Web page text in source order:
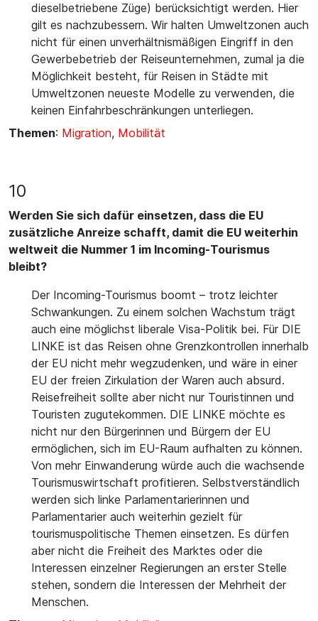
dieselbetriebene Züge) berücksichtigt werden. Hier
gilt es nachzubessern. Wir halten Umweltzonen auch
nicht für einen unverhältnismäßigen Eingriff in den
Gewerbebetrieb der Reiseunternehmen, zumal ja die
Möglichkeit besteht, für Reisen in Städte mit
Umweltzonen neueste Modelle zu verwenden, die
keinen Einfahrbeschränkungen unterliegen.
Themen: Migration, Mobilität
10
Werden Sie sich dafür einsetzen, dass die EU
zusätzliche Anreize schafft, damit die EU weiterhin
weltweit die Nummer 1 im Incoming-Tourismus
bleibt?
Der Incoming-Tourismus boomt – trotz leichter
Schwankungen. Zu einem solchen Wachstum trägt
auch eine möglichst liberale Visa-Politik bei. Für DIE
LINKE ist das Reisen ohne Grenzkontrollen innerhalb
der EU nicht mehr wegzudenken, und wäre in einer
EU der freien Zirkulation der Waren auch absurd.
Reisefreiheit sollte aber nicht nur Touristinnen und
Touristen zugutekommen. DIE LINKE möchte es
nicht nur den Bürgerinnen und Bürgern der EU
ermöglichen, sich im EU-Raum aufhalten zu können.
Von mehr Einwanderung würde auch die wachsende
Tourismuswirtschaft profitieren. Selbstverständlich
werden sich linke Parlamentarierinnen und
Parlamentarier auch weiterhin gezielt für
tourismuspolitische Themen einsetzen. Es dürfen
aber nicht die Freiheit des Marktes oder die
Interessen einzelner Regierungen an erster Stelle
stehen, sondern die Interessen der Mehrheit der
Menschen.